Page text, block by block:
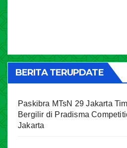
BERITA TERUPDATE
Paskibra MTsN 29 Jakarta
Bergilir di Pradisma
Jakarta